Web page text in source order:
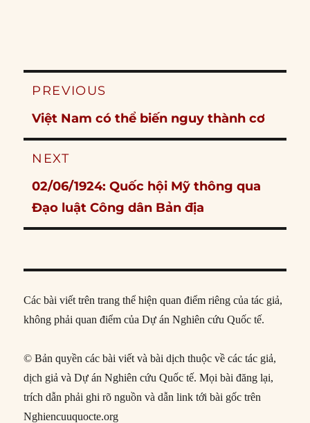
Post
PREVIOUS
Previous
post:
Việt Nam có thể biến nguy thành cơ
NEXT
Next
post:
02/06/1924: Quốc hội Mỹ thông qua
Đạo luật Công dân Bản địa
Các bài viết trên trang thể hiện quan điểm riêng của tác giả,
không phải quan điểm của Dự án Nghiên cứu Quốc tế.
© Bản quyền các bài viết và bài dịch thuộc về các tác giả,
dịch giả và Dự án Nghiên cứu Quốc tế. Mọi bài đăng lại,
trích dẫn phải ghi rõ nguồn và dẫn link tới bài gốc trên
Nghiencuuquocte.org